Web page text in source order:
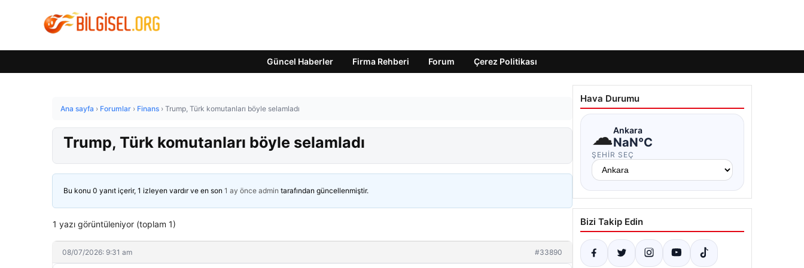
Güncel Haberler Firma Rehberi Forum Çerez Politikası
Ana sayfa › Forumlar › Finans › Trump, Türk komutanları böyle selamladı
Trump, Türk komutanları böyle selamladı
Bu konu 0 yanıt içerir, 1 izleyen vardır ve en son 1 ay önce admin tarafından güncellenmiştir.
1 yazı görüntüleniyor (toplam 1)
08/07/2026: 9:31 am #33890
Hava Durumu
☁Ankara
NaN°C
ŞEHIR SEÇ
Bizi Takip Edin